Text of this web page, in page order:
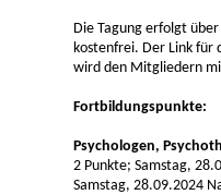
Die Tagung erfolgt
kostenfrei. Der Link
wird den Mitgliedern
Fortbildungspunkte:
Psychologen,
2 Punkte; Samstag,
Samstag, 28.09.2024